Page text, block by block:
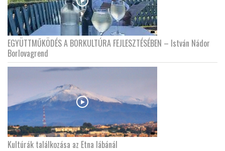
EGYÜTTMŰKÖDÉS A BORKULTÚRA FEJLESZTÉSÉBEN – István Nádor
Borlovagrend
Kultúrák találkozása az Etna lábánál